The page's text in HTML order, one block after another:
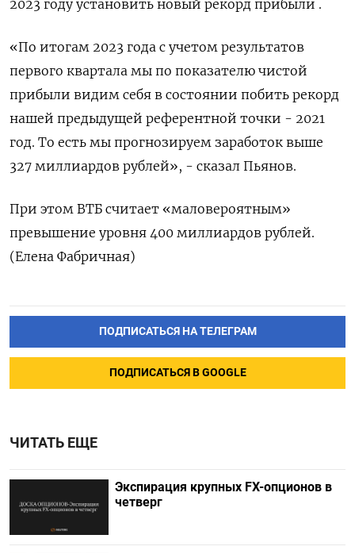
2023 году установить новый рекорд прибыли .
«По итогам 2023 года с учетом результатов
первого квартала мы по показателю чистой
прибыли видим себя в состоянии побить рекорд
нашей предыдущей референтной точки - 2021
год. То есть мы прогнозируем заработок выше
327 миллиардов рублей», - сказал Пьянов.
При этом ВТБ считает «маловероятным»
превышение уровня 400 миллиардов рублей.
(Елена Фабричная)
ПОДПИСАТЬСЯ НА ТЕЛЕГРАМ
ПОДПИСАТЬСЯ В GOOGLE
ЧИТАТЬ ЕЩЕ
Экспирация крупных FX-опционов в
четверг